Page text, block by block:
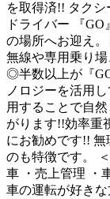
を取得済!! タク
ドライバー 『
の場所へお迎え
無線や専用乗り
◎半数以上が『
ノロジーを活用
用することで自
がります!!効率重
にお勧めです!!
のも特徴です。
車 ・売上管理 ・
車の運転が好き